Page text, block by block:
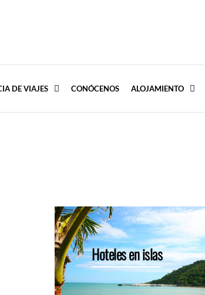
DE VIAJES
DE VIAJES CONÓCENOS ALOJAMIENTO
Hoteles en islas